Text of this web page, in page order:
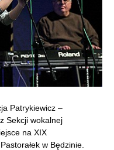
Patrykiewicz –
Sekcji wokalnej
na XIX
w Będzinie.